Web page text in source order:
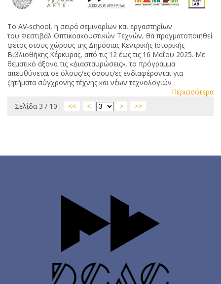
Το AV-school, η σειρά σεμιναρίων και εργαστηρίων
του Φεστιβάλ Οπτικοακουστικών Τεχνών, θα πραγματοποιηθεί
φέτος στους χώρους της Δημόσιας Κεντρικής Ιστορικής
Βιβλιοθήκης Κέρκυρας, από τις 12 έως τις 16 Μαΐου 2025. Με
θεματικό άξονα τις «Διασταυρώσεις», το πρόγραμμα
απευθύνεται σε όλους/ες όσους/ες ενδιαφέρονται για
ζητήματα σύγχρονης τέχνης και νέων τεχνολογιών
Περισσότερα
Σελίδα 3 / 10 :
<< < > >>